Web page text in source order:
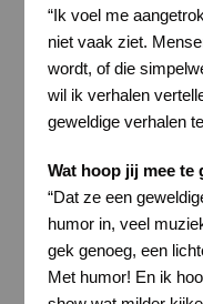
“Ik voel me
niet vaak ziet.
wordt, of die
wil ik verhalen
geweldige verhalen
Wat hoop jij mee te
“Dat ze een
humor in, veel
gek genoeg, een
Met humor! En ik